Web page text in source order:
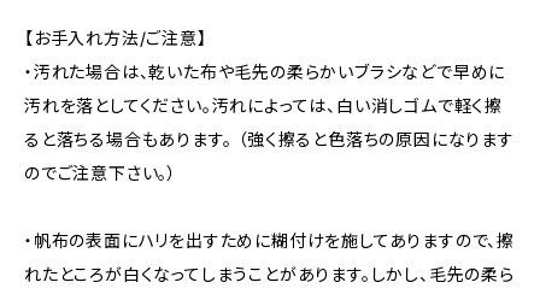
【お手入れ方法/ご注意】
・汚れた場合は、乾いた布や毛先の柔らかいブラシなどで早めに
汚れを落としてください。汚れによっては、白い消しゴムで軽く擦
ると落ちる場合もあります。 （強く擦ると色落ちの原因になります
のでご注意下さい。）
・帆布の表面にハリを出すために糊付けを施してありますので、擦
れたところが白くなってしまうことがあります。しかし、毛先の柔ら